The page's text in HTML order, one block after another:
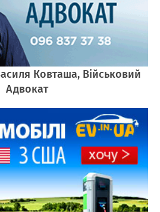
Ковташа, Військовий
Адвокат